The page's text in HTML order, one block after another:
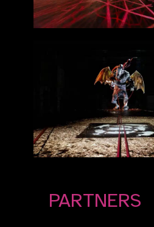
PARTNERS